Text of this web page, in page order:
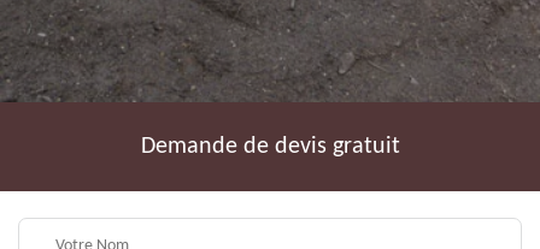
Demande de devis gratuit